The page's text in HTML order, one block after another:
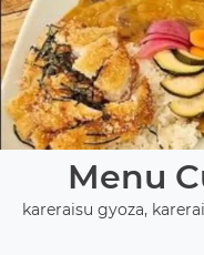
Menu
kareraisu gyoza,